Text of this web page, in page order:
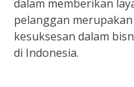
dalam memberikan
pelanggan
kesuksesan dalam
di Indonesia.